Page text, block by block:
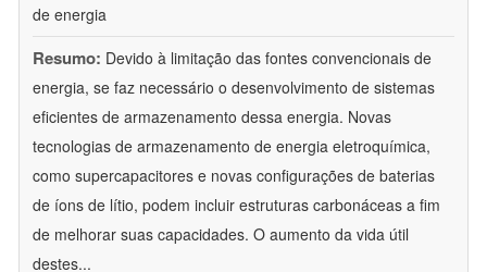
de energia
Resumo: Devido à limitação das fontes convencionais de
energia, se faz necessário o desenvolvimento de sistemas
eficientes de armazenamento dessa energia. Novas
tecnologias de armazenamento de energia eletroquímica,
como supercapacitores e novas configurações de baterias
de íons de lítio, podem incluir estruturas carbonáceas a fim
de melhorar suas capacidades. O aumento da vida útil
destes...